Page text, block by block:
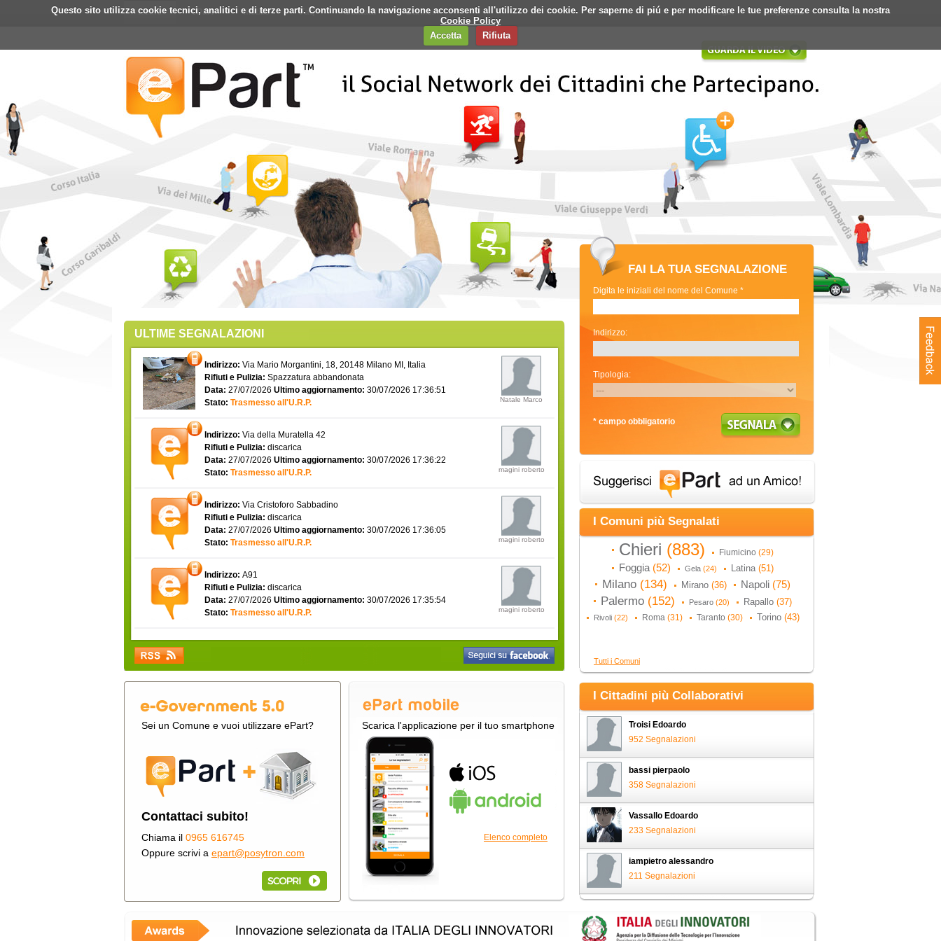
Questo sito utilizza cookie tecnici, analitici e di terze parti. Continuando la navigazione acconsenti all'utilizzo dei cookie. Per saperne di piú e per modificare le tue preferenze consulta la nostra
Cookie Policy
Accetta
Rifiuta
Home ePart Mobile Faq Contatti Banner Login Registrati
ULTIME SEGNALAZIONI
Indirizzo: Via Mario Morgantini, 18, 20148 Milano MI, Italia
Rifiuti e Pulizia: Spazzatura abbandonata
Data: 27/07/2026 Ultimo aggiornamento: 30/07/2026 17:36:51
Stato: Trasmesso all'U.R.P. Natale Marco
Indirizzo: Via della Muratella 42
Rifiuti e Pulizia: discarica
Data: 27/07/2026 Ultimo aggiornamento: 30/07/2026 17:36:22
Stato: Trasmesso all'U.R.P. magini roberto
Indirizzo: Via Cristoforo Sabbadino
Rifiuti e Pulizia: discarica
Data: 27/07/2026 Ultimo aggiornamento: 30/07/2026 17:36:05
Stato: Trasmesso all'U.R.P. magini roberto
Indirizzo: A91
Rifiuti e Pulizia: discarica
Data: 27/07/2026 Ultimo aggiornamento: 30/07/2026 17:35:54
Stato: Trasmesso all'U.R.P. magini roberto
Sei un Comune e vuoi utilizzare ePart?
Contattaci subito!
Chiama il 0965 616745
Oppure scrivi a epart@posytron.com
Scarica l'applicazione per il tuo smartphone
Elenco completo
FAI LA TUA SEGNALAZIONE
Digita le iniziali del nome del Comune *
Indirizzo:
Tipologia:
* campo obbligatorio
I Comuni più Segnalati
Chieri (883) Fiumicino (29)
Foggia (52) Gela (24) Latina (51)
Milano (134) Mirano (36) Napoli (75)
Palermo (152) Pesaro (20) Rapallo (37)
Rivoli (22) Roma (31) Taranto (30) Torino (43)
Tutti i Comuni
I Cittadini più Collaborativi
Troisi Edoardo
952 Segnalazioni
bassi pierpaolo
358 Segnalazioni
Vassallo Edoardo
233 Segnalazioni
iampietro alessandro
211 Segnalazioni